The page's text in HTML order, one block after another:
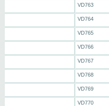
VD763
VD764
VD765
VD766
VD767
VD768
VD769
VD770